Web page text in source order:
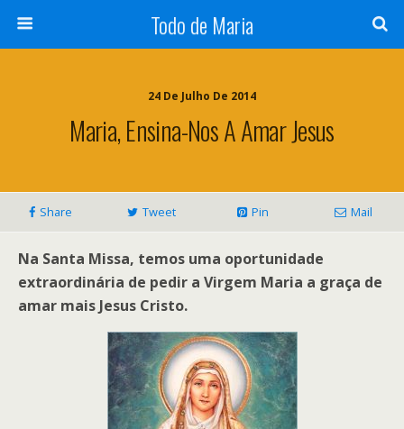
Todo de Maria
24 De Julho De 2014
Maria, Ensina-Nos A Amar Jesus
Share Tweet Pin Mail
Na Santa Missa, temos uma oportunidade
extraordinária de pedir a Virgem Maria a graça de
amar mais Jesus Cristo.